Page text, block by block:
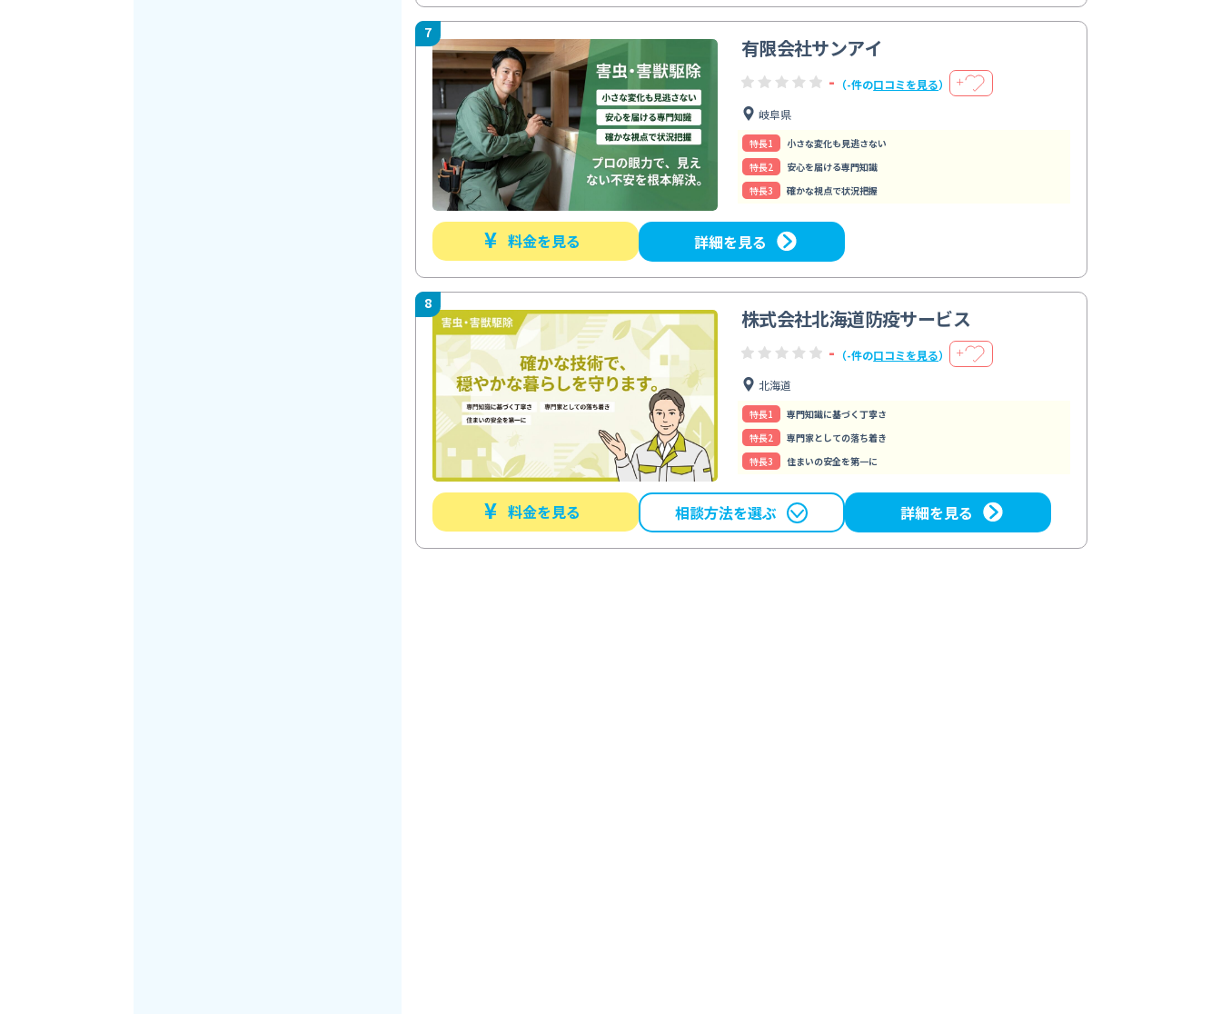
7
有限会社サンアイ
- （-件の口コミを見る） ＋
岐阜県
特⻑1
小さな変化も見逃さない
特⻑2
安心を届ける専門知識
特⻑3
確かな視点で状況把握
¥ 料金を見る 詳細を見る
8
株式会社北海道防疫サービス
- （-件の口コミを見る） ＋
北海道
特⻑1
専門知識に基づく丁寧さ
特⻑2
専門家としての落ち着き
特⻑3
住まいの安全を第一に
¥ 料金を見る 相談方法を選ぶ 詳細を見る